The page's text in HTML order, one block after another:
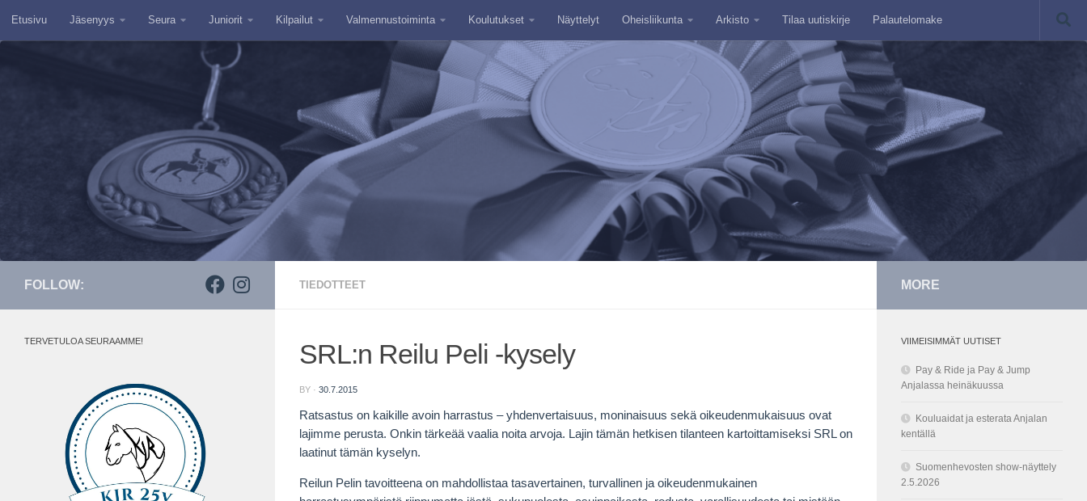
Skip to content
Etusivu Jäsenyys Seura Juniorit Kilpailut Valmennustoiminta Koulutukset Näyttelyt Oheisliikunta Arkisto Tilaa uutiskirje Palautelomake
TIEDOTTEET
SRL:n Reilu Peli -kysely
BY · 30.7.2015
Ratsastus on kaikille avoin harrastus – yhdenvertaisuus, moninaisuus sekä oikeudenmukaisuus ovat
lajimme perusta. Onkin tärkeää vaalia noita arvoja. Lajin tämän hetkisen tilanteen kartoittamiseksi SRL on
laatinut tämän kyselyn.
Reilun Pelin tavoitteena on mahdollistaa tasavertainen, turvallinen ja oikeudenmukainen
FOLLOW:
TERVETULOA SEURAAMME!
MORE
VIIMEISIMMÄT UUTISET
Pay & Ride ja Pay & Jump
Anjalassa heinäkuussa
Kouluaidat ja esterata Anjalan
kentällä
Suomenhevosten show-näyttely
2.5.2026